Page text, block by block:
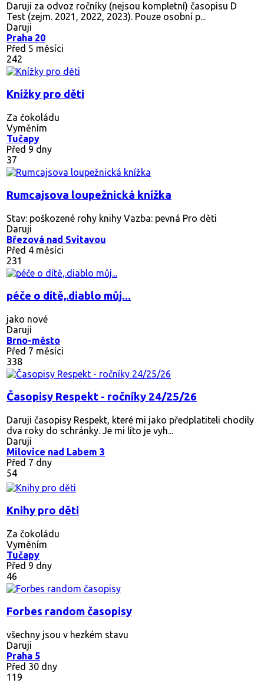
Daruji za odvoz ročníky (nejsou kompletní) časopisu D
Test (zejm. 2021, 2022, 2023). Pouze osobní p...
Daruji
Praha 20
Před 5 měsíci
242
Knížky pro děti
Za čokoládu
Vyměním
Tučapy
Před 9 dny
37
Rumcajsova loupežnická knížka
Stav: poškozené rohy knihy Vazba: pevná Pro děti
Daruji
Březová nad Svitavou
Před 4 měsíci
231
péče o dítě,.diablo můj...
jako nové
Daruji
Brno-město
Před 7 měsíci
338
Časopisy Respekt - ročníky 24/25/26
Daruji časopisy Respekt, které mi jako předplatiteli chodily
dva roky do schránky. Je mi líto je vyh...
Daruji
Milovice nad Labem 3
Před 7 dny
54
Knihy pro děti
Za čokoládu
Vyměním
Tučapy
Před 9 dny
46
Forbes random časopisy
všechny jsou v hezkém stavu
Daruji
Praha 5
Před 30 dny
119